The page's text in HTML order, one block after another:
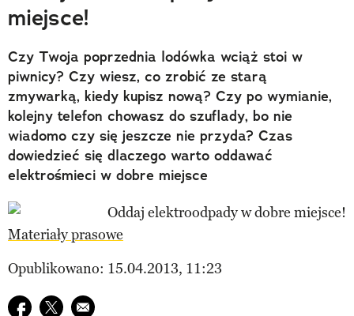
Polecane
miejsce!
Czy Twoja poprzednia lodówka wciąż stoi w
piwnicy? Czy wiesz, co zrobić ze starą
zmywarką, kiedy kupisz nową? Czy po wymianie,
kolejny telefon chowasz do szuflady, bo nie
wiadomo czy się jeszcze nie przyda? Czas
dowiedzieć się dlaczego warto oddawać
elektrośmieci w dobre miejsce
Materiały prasowe
Opublikowano: 15.04.2013, 11:23
Udostępnij na facebook
Udostępnij na twitter
E-mail do przyjaciela